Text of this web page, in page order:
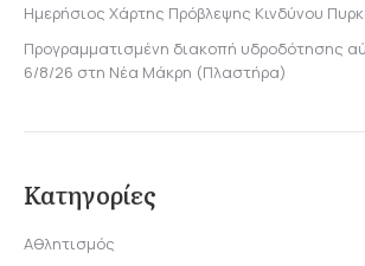
Ημερήσιος Χάρτης Πρόβλεψης Κινδύνου
Προγραμματισμένη διακοπή υδροδότησης
6/8/26 στη Νέα Μάκρη (Πλαστήρα)
Κατηγορίες
Αθλητισμός